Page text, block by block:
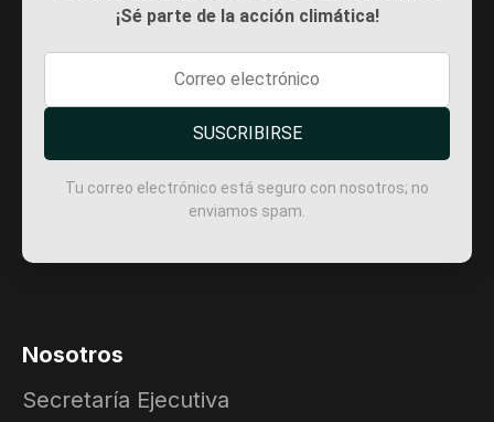
¡Sé parte de la acción climática!
SUSCRIBIRSE
Tu correo electrónico está seguro con nosotros; no
enviamos spam.
Nosotros
Secretaría Ejecutiva